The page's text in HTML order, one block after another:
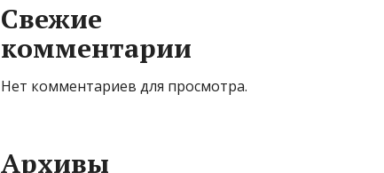
Свежие
комментарии
Нет комментариев для просмотра.
Архивы